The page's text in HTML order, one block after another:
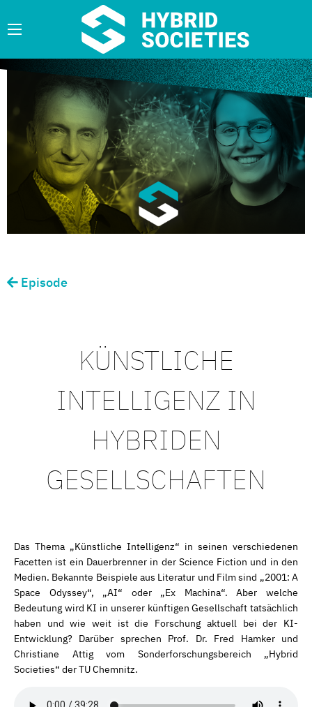
Episode
KÜNSTLICHE
INTELLIGENZ IN
HYBRIDEN
GESELLSCHAFTEN
Das Thema „Künstliche Intelligenz“ in seinen verschiedenen
Facetten ist ein Dauerbrenner in der Science Fiction und in den
Medien. Bekannte Beispiele aus Literatur und Film sind „2001: A
Space Odyssey“, „AI“ oder „Ex Machina“. Aber welche
Bedeutung wird KI in unserer künftigen Gesellschaft tatsächlich
haben und wie weit ist die Forschung aktuell bei der KI-
Entwicklung? Darüber sprechen Prof. Dr. Fred Hamker und
Christiane Attig vom Sonderforschungsbereich „Hybrid
Societies“ der TU Chemnitz.